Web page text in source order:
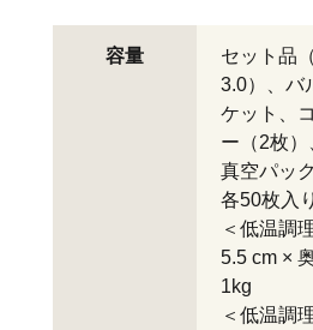
容量
セット品
3.0）、バ
ケット、
ー（2枚）
真空パッ
各50枚入
＜低温調
5.5 cm ×
1kg
＜低温調